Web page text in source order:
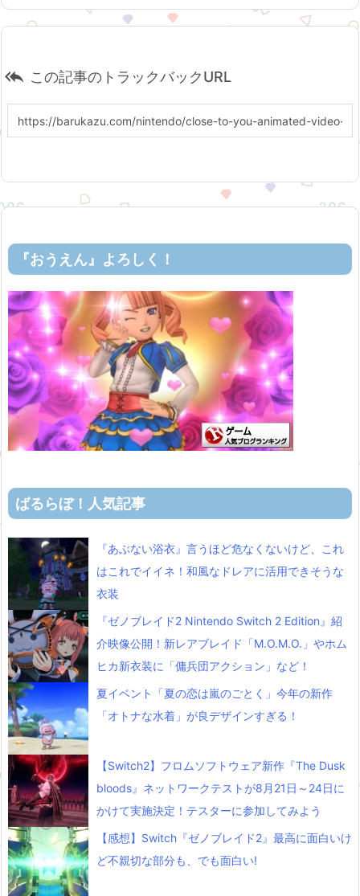
 この記事のトラックバックURL
『おうえん』よろしく！
ばるらぼ！人気記事
『あぶない浴衣』言うほど危なくないけど、これ
はこれでイイネ！和風なドレアに活用できそうな
衣装
『ゼノブレイド2 Nintendo Switch 2 Edition』紹
介映像公開！新レアブレイド「M.O.M.O.」やホム
ヒカ新衣装に「傭兵団アクション」など！
夏イベント「夏の恋は嵐のごとく」今年の新作
「オトナな水着」が良デザインすぎる！
【Switch2】フロムソフトウェア新作『The Dusk
bloods』ネットワークテストが8月21日～24日に
かけて実施決定！テスターに参加してみよう
【感想】Switch『ゼノブレイド2』最高に面白いけ
ど不親切な部分も、でも面白い!